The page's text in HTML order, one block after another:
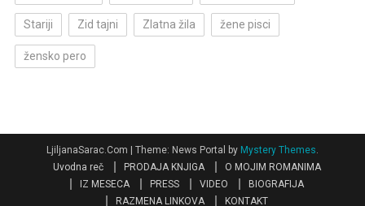
Stariji Zid tajni Zlatna žila žene pisci
žensko pero
LjiljanaSarac.Com | Theme: News Portal by Mystery Themes
Uvodna reč
PRODAJA KNJIGA
O MOJIM ROMANIMA
IZ MESECA
PRESS VIDEO
BIOGRAFIJA
RAZMENA LINKOVA
KONTAKT